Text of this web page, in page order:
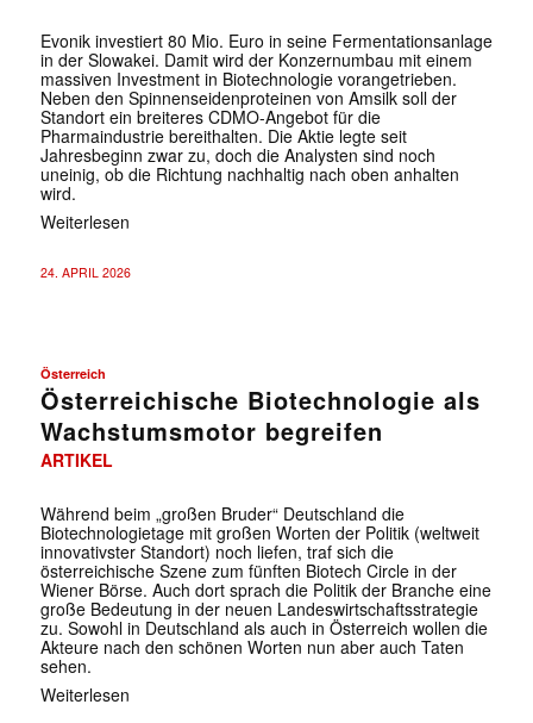
Evonik investiert 80 Mio. Euro in seine Fermentationsanlage
in der Slowakei. Damit wird der Konzernumbau mit einem
massiven Investment in Biotechnologie vorangetrieben.
Neben den Spinnenseidenproteinen von Amsilk soll der
Standort ein breiteres CDMO-Angebot für die
Pharmaindustrie bereithalten. Die Aktie legte seit
Jahresbeginn zwar zu, doch die Analysten sind noch
uneinig, ob die Richtung nachhaltig nach oben anhalten
wird.
Weiterlesen
24. APRIL 2026
Österreich
Österreichische Biotechnologie als
Wachstumsmotor begreifen
ARTIKEL
Während beim „großen Bruder“ Deutschland die
Biotechnologietage mit großen Worten der Politik (weltweit
innovativster Standort) noch liefen, traf sich die
österreichische Szene zum fünften Biotech Circle in der
Wiener Börse. Auch dort sprach die Politik der Branche eine
große Bedeutung in der neuen Landeswirtschaftsstrategie
zu. Sowohl in Deutschland als auch in Österreich wollen die
Akteure nach den schönen Worten nun aber auch Taten
sehen.
Weiterlesen